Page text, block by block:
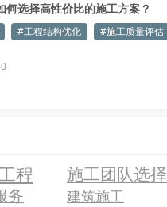
何选择高性价比的施工方案？
#工程结构优化 #施工质量评估
程 施工团队选择
务
建筑施工